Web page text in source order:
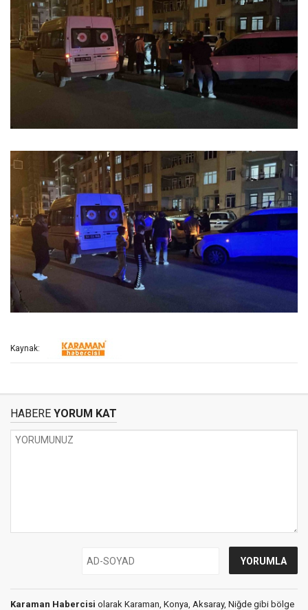
Kaynak:
HABERE YORUM KAT
Karaman Habercisi olarak Karaman, Konya, Aksaray, Niğde gibi bölge